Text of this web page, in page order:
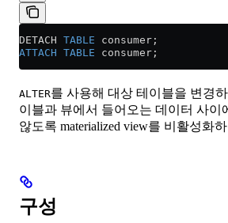
DETACH TABLE consumer;
ATTACH TABLE consumer;
ALTER를 사용해 대상 테이블을 변경
이블과 뷰에서 들어오는 데이터 사이
않도록 materialized view를 비활성화
구성